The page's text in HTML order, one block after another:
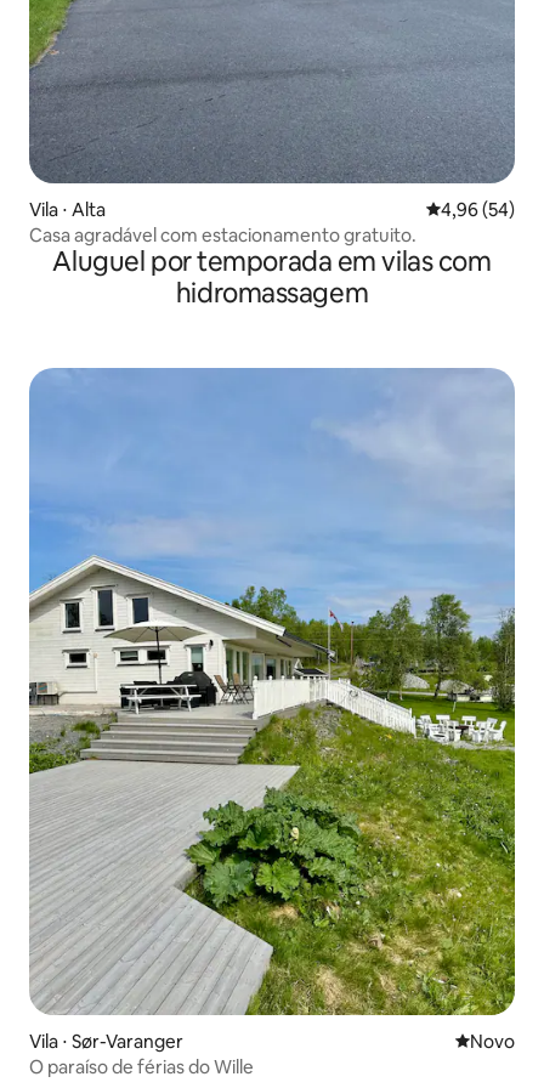
Vila ⋅ Alta 4,96 de uma
4,96 (54)
Casa agradável com estacionamento gratuito.
Aluguel por temporada em vilas com
hidromassagem
Vila ⋅ Sør-Varanger Novo
Novo
O paraíso de férias do Wille